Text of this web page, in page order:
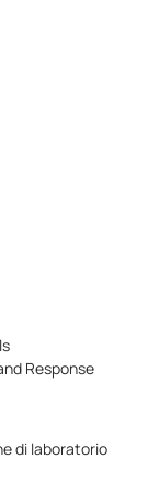
Response
di laboratorio